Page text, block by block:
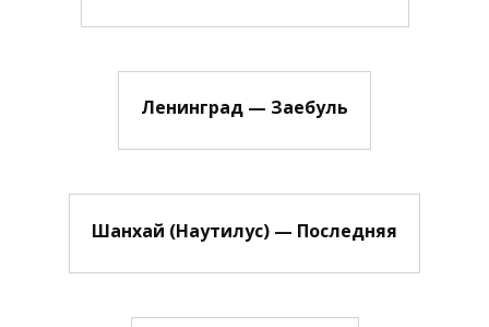
Ленинград — Заебуль
Шанхай (Наутилус) — Последняя